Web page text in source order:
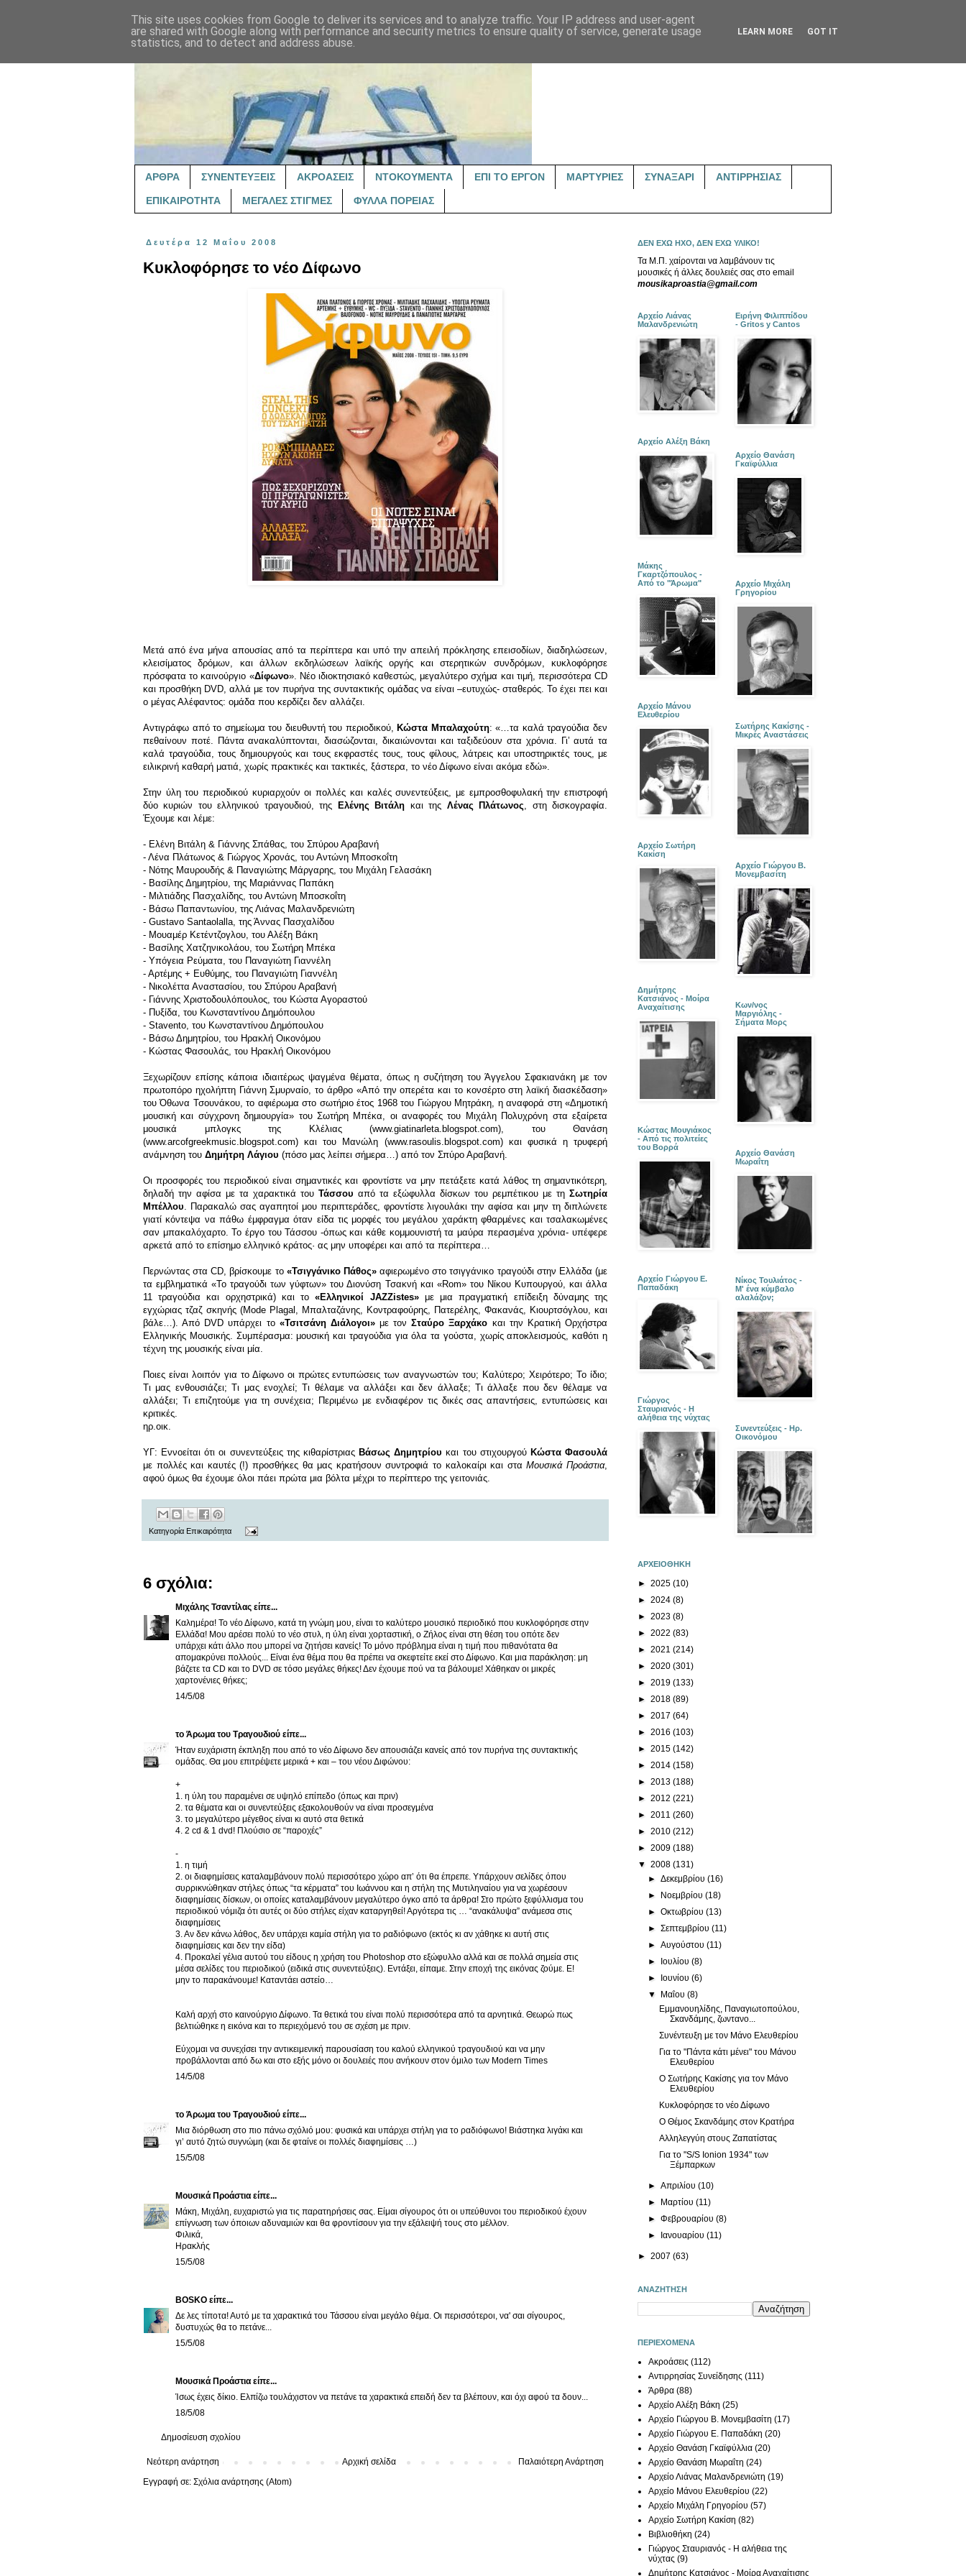
ΑΡΘΡΑ ΣΥΝΕΝΤΕΥΞΕΙΣ ΑΚΡΟΑΣΕΙΣ ΝΤΟΚΟΥΜΕΝΤΑ ΕΠΙ ΤΟ ΕΡΓΟΝ ΜΑΡΤΥΡΙΕΣ ΣΥΝΑΞΑΡΙ ΑΝΤΙΡΡΗΣΙΑΣ
ΕΠΙΚΑΙΡΟΤΗΤΑ ΜΕΓΑΛΕΣ ΣΤΙΓΜΕΣ ΦΥΛΛΑ ΠΟΡΕΙΑΣ
Δευτέρα 12 Μαΐου 2008
Κυκλοφόρησε το νέο Δίφωνο
Μετά από ένα μήνα απουσίας από τα περίπτερα και υπό την απειλή πρόκλησης επεισοδίων, διαδηλώσεων,
κλεισίματος δρόμων, και άλλων εκδηλώσεων λαϊκής οργής και στερητικών συνδρόμων, κυκλοφόρησε
πρόσφατα το καινούργιο «Δίφωνο». Νέο ιδιοκτησιακό καθεστώς, μεγαλύτερο σχήμα και τιμή, περισσότερα CD
και προσθήκη DVD, αλλά με τον πυρήνα της συντακτικής ομάδας να είναι –ευτυχώς- σταθερός. Το έχει πει και
ο μέγας Αλέφαντος: ομάδα που κερδίζει δεν αλλάζει.
Αντιγράφω από το σημείωμα του διευθυντή του περιοδικού, Κώστα Μπαλαχούτη: «…τα καλά τραγούδια δεν
πεθαίνουν ποτέ. Πάντα ανακαλύπτονται, διασώζονται, δικαιώνονται και ταξιδεύουν στα χρόνια. Γι’ αυτά τα
καλά τραγούδια, τους δημιουργούς και τους εκφραστές τους, τους φίλους, λάτρεις και υποστηρικτές τους, με
ειλικρινή καθαρή ματιά, χωρίς πρακτικές και τακτικές, ξάστερα, το νέο Δίφωνο είναι ακόμα εδώ».
Στην ύλη του περιοδικού κυριαρχούν οι πολλές και καλές συνεντεύξεις, με εμπροσθοφυλακή την επιστροφή
δύο κυριών του ελληνικού τραγουδιού, της
Ελένης Βιτάλη και της Λένας Πλάτωνος, στη δισκογραφία.
Έχουμε και λέμε:
- Ελένη Βιτάλη & Γιάννης Σπάθας, του Σπύρου Αραβανή
- Λένα Πλάτωνος & Γιώργος Χρονάς, του Αντώνη Μποσκοΐτη
- Νότης Μαυρουδής & Παναγιώτης Μάργαρης, του Μιχάλη Γελασάκη
- Βασίλης Δημητρίου, της Μαριάννας Παπάκη
- Μιλτιάδης Πασχαλίδης, του Αντώνη Μποσκοΐτη
- Βάσω Παπαντωνίου, της Λιάνας Μαλανδρενιώτη
- Gustavo Santaolalla, της Άννας Πασχαλίδου
- Μουαμέρ Κετέντζογλου, του Αλέξη Βάκη
- Βασίλης Χατζηνικολάου, του Σωτήρη Μπέκα
- Υπόγεια Ρεύματα, του Παναγιώτη Γιαννέλη
- Αρτέμης + Ευθύμης, του Παναγιώτη Γιαννέλη
- Νικολέττα Αναστασίου, του Σπύρου Αραβανή
- Γιάννης Χριστοδουλόπουλος, του Κώστα Αγοραστού
- Πυξίδα, του Κωνσταντίνου Δημόπουλου
- Stavento, του Κωνσταντίνου Δημόπουλου
- Βάσω Δημητρίου, του Ηρακλή Οικονόμου
- Κώστας Φασουλάς, του Ηρακλή Οικονόμου
Ξεχωρίζουν επίσης κάποια ιδιαιτέρως ψαγμένα θέματα, όπως η συζήτηση του Άγγελου Σφακιανάκη με τον
πρωτοπόρο ηχολήπτη Γιάννη Σμυρναίο, το άρθρο «Από την οπερέτα και το κονσέρτο στη λαϊκή διασκέδαση»
του Όθωνα Τσουνάκου, το αφιέρωμα στο σωτήριο έτος 1968 του Γιώργου Μητράκη, η αναφορά στη «Δημοτική
μουσική και σύγχρονη δημιουργία» του Σωτήρη Μπέκα, οι αναφορές του Μιχάλη Πολυχρόνη στα εξαίρετα
μουσικά μπλογκς της Κλέλιας (www.giatinarleta.blogspot.com), του Θανάση
(www.arcofgreekmusic.blogspot.com) και του Μανώλη (www.rasoulis.blogspot.com) και φυσικά η τρυφερή
ανάμνηση του Δημήτρη Λάγιου (πόσο μας λείπει σήμερα…) από τον Σπύρο Αραβανή.
Οι προσφορές του περιοδικού είναι σημαντικές και φροντίστε να μην πετάξετε κατά λάθος τη σημαντικότερη,
δηλαδή την αφίσα με τα χαρακτικά του Τάσσου από τα εξώφυλλα δίσκων του ρεμπέτικου με τη Σωτηρία
Μπέλλου. Παρακαλώ σας αγαπητοί μου περιπτεράδες, φροντίστε λιγουλάκι την αφίσα και μην τη διπλώνετε
γιατί κόντεψα να πάθω έμφραγμα όταν είδα τις μορφές του μεγάλου χαράκτη φθαρμένες και τσαλακωμένες
σαν μπακαλόχαρτο. Το έργο του Τάσσου -όπως και κάθε κομμουνιστή τα μαύρα περασμένα χρόνια- υπέφερε
αρκετά από το επίσημο ελληνικό κράτος· ας μην υποφέρει και από τα περίπτερα…
Περνώντας στα CD, βρίσκουμε το «Τσιγγάνικο Πάθος»αφιερωμένο στο τσιγγάνικο τραγούδι στην Ελλάδα (με
τα εμβληματικά «Το τραγούδι των γύφτων» του Διονύση Τσακνή και «Rom» του Νίκου Κυπουργού, και άλλα
11 τραγούδια και ορχηστρικά) και το«Ελληνικοί JAZZistes»με μια πραγματική επίδειξη δύναμης της
εγχώριας τζαζ σκηνής (Mode Plagal, Μπαλταζάνης, Κοντραφούρης, Πατερέλης, Φακανάς, Κιουρτσόγλου, και
βάλε…). Από DVD υπάρχει το «Τσιτσάνη Διάλογοι»με τονΣταύρο Ξαρχάκο και την Κρατική Ορχήστρα
Ελληνικής Μουσικής. Συμπέρασμα: μουσική και τραγούδια για όλα τα γούστα, χωρίς αποκλεισμούς, καθότι η
τέχνη της μουσικής είναι μία.
Ποιες είναι λοιπόν για το Δίφωνο οι πρώτες εντυπώσεις των αναγνωστών του; Καλύτερο; Χειρότερο; Το ίδιο;
Τι μας ενθουσιάζει; Τι μας ενοχλεί; Τι θέλαμε να αλλάξει και δεν άλλαξε; Τι άλλαξε που δεν θέλαμε να
αλλάξει; Τι επιζητούμε για τη συνέχεια; Περιμένω με ενδιαφέρον τις δικές σας απαντήσεις, εντυπώσεις και
κριτικές.
ηρ.οικ.
ΥΓ: Εννοείται ότι οι συνεντεύξεις της κιθαρίστριας Βάσως Δημητρίου και του στιχουργού Κώστα Φασουλά
με πολλές και καυτές (!) προσθήκες θα μας κρατήσουν συντροφιά το καλοκαίρι και σταΜουσικά Προάστια,
αφού όμως θα έχουμε όλοι πάει πρώτα μια βόλτα μέχρι το περίπτερο της γειτονιάς.
Κατηγορία Επικαιρότητα
6 σχόλια:
Μιχάλης Τσαντίλας είπε...
Καλημέρα! Το νέο Δίφωνο, κατά τη γνώμη μου, είναι το καλύτερο μουσικό περιοδικό που κυκλοφόρησε στην
Ελλάδα! Μου αρέσει πολύ το νέο στυλ, η ύλη είναι χορταστική, ο Ζήλος είναι στη θέση του οπότε δεν
υπάρχει κάτι άλλο που μπορεί να ζητήσει κανείς! Το μόνο πρόβλημα είναι η τιμή που πιθανότατα θα
απομακρύνει πολλούς... Είναι ένα θέμα που θα πρέπει να σκεφτείτε εκεί στο Δίφωνο. Και μια παράκληση: μη
βάζετε τα CD και το DVD σε τόσο μεγάλες θήκες! Δεν έχουμε πού να τα βάλουμε! Χάθηκαν οι μικρές
χαρτονένιες θήκες;
14/5/08
το Άρωμα του Τραγουδιού είπε...
Ήταν ευχάριστη έκπληξη που από το νέο Δίφωνο δεν απουσιάζει κανείς από τον πυρήνα της συντακτικής
ομάδας. Θα μου επιτρέψετε μερικά + και – του νέου Διφώνου:
+
1. η ύλη του παραμένει σε υψηλό επίπεδο (όπως και πριν)
2. τα θέματα και οι συνεντεύξεις εξακολουθούν να είναι προσεγμένα
3. το μεγαλύτερο μέγεθος είναι κι αυτό στα θετικά
4. 2 cd & 1 dvd! Πλούσιο σε “παροχές”
-
1. η τιμή
2. οι διαφημίσεις καταλαμβάνουν πολύ περισσότερο χώρο απ’ ότι θα έπρεπε. Υπάρχουν σελίδες όπου
συρρικνώθηκαν στήλες όπως “τα κέρματα” του Ιωάννου και η στήλη της Μυτιληναίου για να χωρέσουν
διαφημίσεις δίσκων, οι οποίες καταλαμβάνουν μεγαλύτερο όγκο από τα άρθρα! Στο πρώτο ξεφύλλισμα του
περιοδικού νόμιζα ότι αυτές οι δύο στήλες είχαν καταργηθεί! Αργότερα τις … “ανακάλυψα” ανάμεσα στις
διαφημίσεις
3. Αν δεν κάνω λάθος, δεν υπάρχει καμία στήλη για το ραδιόφωνο (εκτός κι αν χάθηκε κι αυτή στις
διαφημίσεις και δεν την είδα)
4. Προκαλεί γέλια αυτού του είδους η χρήση του Photoshop στο εξώφυλλο αλλά και σε πολλά σημεία στις
μέσα σελίδες του περιοδικού (ειδικά στις συνεντεύξεις). Εντάξει, είπαμε. Στην εποχή της εικόνας ζούμε. Ε!
μην το παρακάνουμε! Καταντάει αστείο…
Καλή αρχή στο καινούργιο Δίφωνο. Τα θετικά του είναι πολύ περισσότερα από τα αρνητικά. Θεωρώ πως
βελτιώθηκε η εικόνα και το περιεχόμενό του σε σχέση με πριν.
Εύχομαι να συνεχίσει την αντικειμενική παρουσίαση του καλού ελληνικού τραγουδιού και να μην
προβάλλονται από δω και στο εξής μόνο οι δουλειές που ανήκουν στον όμιλο των Modern Times
14/5/08
το Άρωμα του Τραγουδιού είπε...
Μια διόρθωση στο πιο πάνω σχόλιό μου: φυσικά και υπάρχει στήλη για το ραδιόφωνο! Βιάστηκα λιγάκι και
γι’ αυτό ζητώ συγνώμη (και δε φταίνε οι πολλές διαφημίσεις …)
15/5/08
Μουσικά Προάστια είπε...
Μάκη, Μιχάλη, ευχαριστώ για τις παρατηρήσεις σας. Είμαι σίγουρος ότι οι υπεύθυνοι του περιοδικού έχουν
επίγνωση των όποιων αδυναμιών και θα φροντίσουν για την εξάλειψή τους στο μέλλον.
Φιλικά,
Ηρακλής
15/5/08
BOSKO είπε...
Δε λες τίποτα! Αυτό με τα χαρακτικά του Τάσσου είναι μεγάλο θέμα. Οι περισσότεροι, να' σαι σίγουρος,
δυστυχώς θα το πετάνε...
15/5/08
Μουσικά Προάστια είπε...
Ίσως έχεις δίκιο. Ελπίζω τουλάχιστον να πετάνε τα χαρακτικά επειδή δεν τα βλέπουν, και όχι αφού τα δουν...
18/5/08
Δημοσίευση σχολίου
Νεότερη ανάρτηση Παλαιότερη Ανάρτηση
Αρχική σελίδα
Εγγραφή σε: Σχόλια ανάρτησης (Atom)
ΔΕΝ ΕΧΩ ΗΧΟ, ΔΕΝ ΕΧΩ ΥΛΙΚΟ!
Τα Μ.Π. χαίρονται να λαμβάνουν τις
μουσικές ή άλλες δουλειές σας στο email
mousikaproastia@gmail.com
Αρχείο Λιάνας
Μαλανδρενιώτη
Αρχείο Αλέξη Βάκη
Μάκης
Γκαρτζόπουλος -
Από το "Άρωμα"
Αρχείο Μάνου
Ελευθερίου
Αρχείο Σωτήρη
Κακίση
Δημήτρης
Κατσιάνος - Μοίρα
Αναχαίτισης
Κώστας Μουγιάκος
- Από τις πολιτείες
του Βορρά
Αρχείο Γιώργου Ε.
Παπαδάκη
Γιώργος
Σταυριανός - Η
αλήθεια της νύχτας
Ειρήνη Φιλιππίδου
- Gritos y Cantos
Αρχείο Θανάση
Γκαϊφύλλια
Αρχείο Μιχάλη
Γρηγορίου
Σωτήρης Κακίσης -
Μικρές Αναστάσεις
Αρχείο Γιώργου Β.
Μονεμβασίτη
Κων/νος
Μαργιόλης -
Σήματα Μορς
Αρχείο Θανάση
Μωραΐτη
Νίκος Τουλιάτος -
Μ' ένα κύμβαλο
αλαλάζον;
Συνεντεύξεις - Ηρ.
Οικονόμου
ΑΡΧΕΙΟΘΗΚΗ
► 2025 (10)
► 2024 (8)
► 2023 (8)
► 2022 (83)
► 2021 (214)
► 2020 (301)
► 2019 (133)
► 2018 (89)
► 2017 (64)
► 2016 (103)
► 2015 (142)
► 2014 (158)
► 2013 (188)
► 2012 (221)
► 2011 (260)
► 2010 (212)
► 2009 (188)
▼ 2008 (131)
►Δεκεμβρίου(16)
► Νοεμβρίου(18)
►Οκτωβρίου(13)
►Σεπτεμβρίου(11)
►Αυγούστου(11)
► Ιουλίου(8)
► Ιουνίου(6)
▼ Μαΐου(8)
Εμμανουηλίδης, Παναγιωτοπούλου,
Σκανδάμης, ζωντανο...
Συνέντευξη με τον Μάνο Ελευθερίου
Για το "Πάντα κάτι μένει" του Μάνου
Ελευθερίου
Ο Σωτήρης Κακίσης για τον Μάνο
Ελευθερίου
Κυκλοφόρησε το νέο Δίφωνο
Ο Θέμος Σκανδάμης στον Κρατήρα
Αλληλεγγύη στους Ζαπατίστας
Για το "S/S Ionion 1934" των
Ξέμπαρκων
►Απριλίου(10)
► Μαρτίου(11)
►Φεβρουαρίου(8)
► Ιανουαρίου(11)
► 2007 (63)
ΑΝΑΖΗΤΗΣΗ
ΠΕΡΙΕΧΟΜΕΝΑ
Ακροάσεις (112)
Αντιρρησίας Συνείδησης (111)
Άρθρα (88)
Αρχείο Αλέξη Βάκη (25)
Αρχείο Γιώργου Β. Μονεμβασίτη (17)
Αρχείο Γιώργου Ε. Παπαδάκη (20)
Αρχείο Θανάση Γκαϊφύλλια (20)
Αρχείο Θανάση Μωραΐτη (24)
Αρχείο Λιάνας Μαλανδρενιώτη (19)
Αρχείο Μάνου Ελευθερίου (22)
Αρχείο Μιχάλη Γρηγορίου (57)
Αρχείο Σωτήρη Κακίση (82)
Βιβλιοθήκη (24)
Γιώργος Σταυριανός - Η αλήθεια της
νύχτας (9)
Δημήτρης Κατσιάνος - Μοίρα Αναχαίτισης
This site uses cookies from Google to deliver its services and to analyze traffic. Your IP address and user-agent
are shared with Google along with performance and security metrics to ensure quality of service, generate usage
statistics, and to detect and address abuse.
LEARN MORE GOT IT